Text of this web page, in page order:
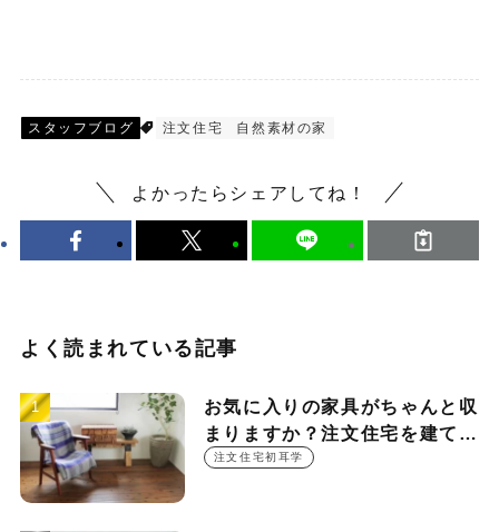
スタッフブログ 注文住宅 自然素材の家
よかったらシェアしてね！
よく読まれている記事
お気に入りの家具がちゃんと収
まりますか？注文住宅を建てる
時に押さえておきたい設計ポイ
注文住宅初耳学